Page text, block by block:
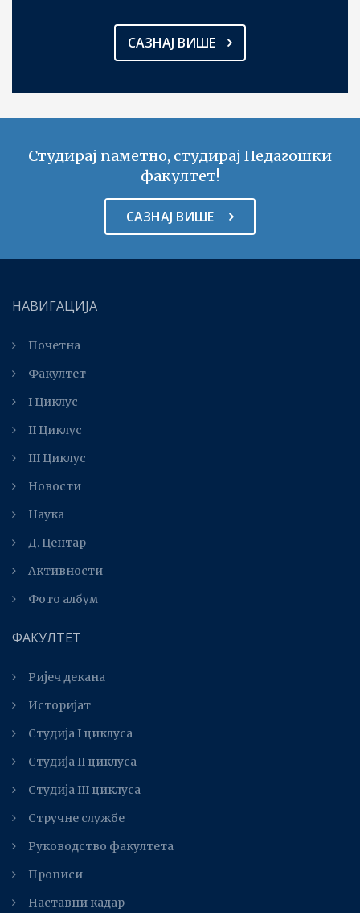
САЗНАЈ ВИШЕ
Студирај паметно, студирај Педагошки
факултет!
САЗНАЈ ВИШЕ
НАВИГАЦИЈА
Почетна
Факултет
I Циклус
II Циклус
III Циклус
Новости
Наука
Д. Центар
Активности
Фото албум
ФАКУЛТЕТ
Ријеч декана
Историјат
Студија I циклуса
Студија II циклуса
Студијa III циклуса
Стручне службе
Руководство факултета
Прописи
Наставни кадар